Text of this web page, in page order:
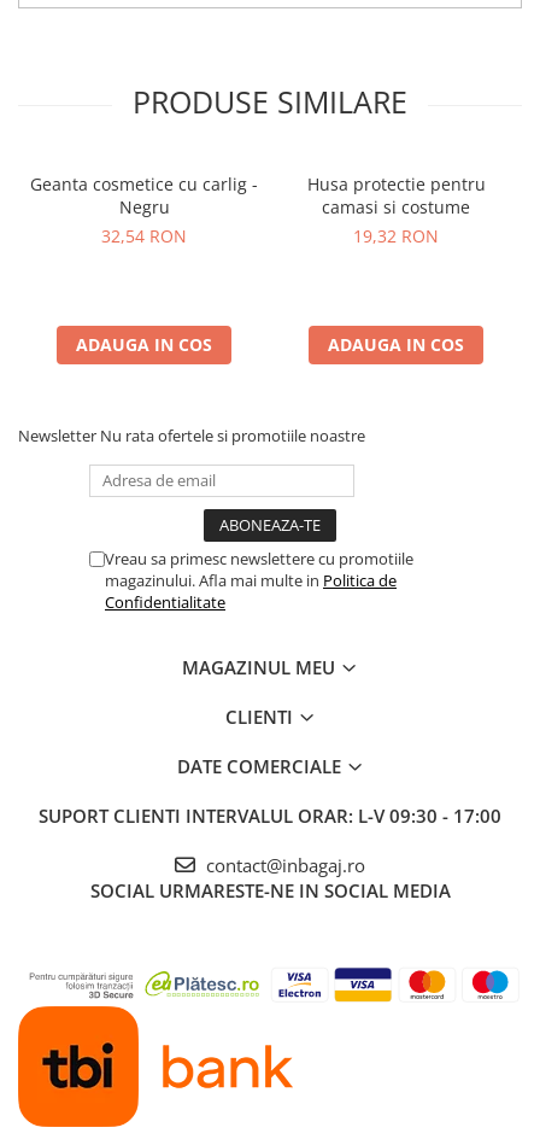
PRODUSE SIMILARE
Geanta cosmetice cu carlig -
Negru
32,54 RON
ADAUGA IN COS
Husa protectie pentru
camasi si costume
19,32 RON
ADAUGA IN COS
Newsletter Nu rata ofertele si promotiile noastre
Vreau sa primesc newslettere cu promotiile
magazinului. Afla mai multe in Politica de
Confidentialitate
MAGAZINUL MEU
CLIENTI
DATE COMERCIALE
SUPORT CLIENTI INTERVALUL ORAR: L-V 09:30 - 17:00
contact@inbagaj.ro
SOCIAL URMARESTE-NE IN SOCIAL MEDIA